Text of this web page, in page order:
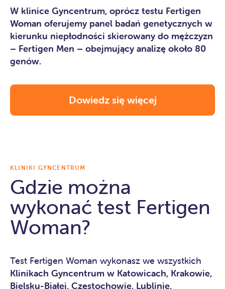
W klinice Gyncentrum, oprócz testu Fertigen
Woman oferujemy panel badań genetycznych w
kierunku niepłodności skierowany do mężczyzn
– Fertigen Men – obejmujący analizę około 80
genów.
Dowiedz się więcej
KLINIKI GYNCENTRUM
Gdzie można
wykonać test Fertigen
Woman?
Test Fertigen Woman wykonasz we wszystkich
Klinikach Gyncentrum w Katowicach, Krakowie,
Bielsku-Białej, Częstochowie, Lublinie,